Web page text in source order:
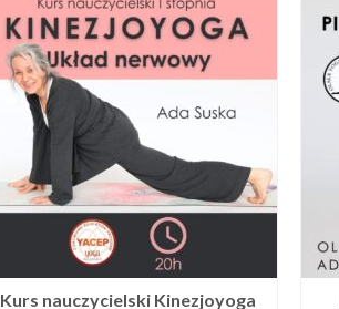
Kurs nauczycielski Kinezjoyoga